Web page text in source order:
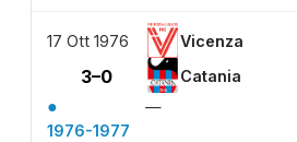
17 Ott 1976 Vicenza
3–0 Catania
●
—
1976-1977